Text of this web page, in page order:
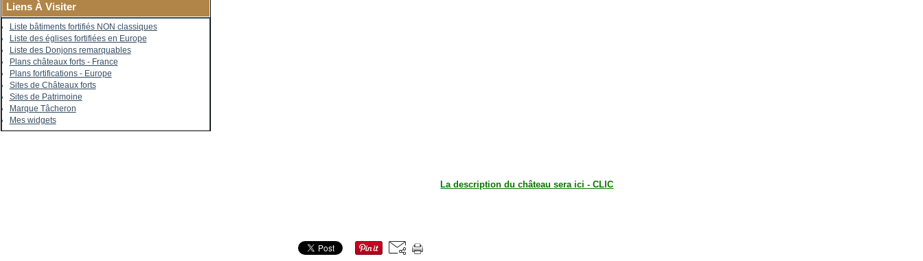
Liens À Visiter
Liste bâtiments fortifiés NON classiques
Liste des églises fortifiées en Europe
Liste des Donjons remarquables
Plans châteaux forts - France
Plans fortifications - Europe
Sites de Châteaux forts
Sites de Patrimoine
Marque Tâcheron
Mes widgets
La description du château sera ici - CLIC